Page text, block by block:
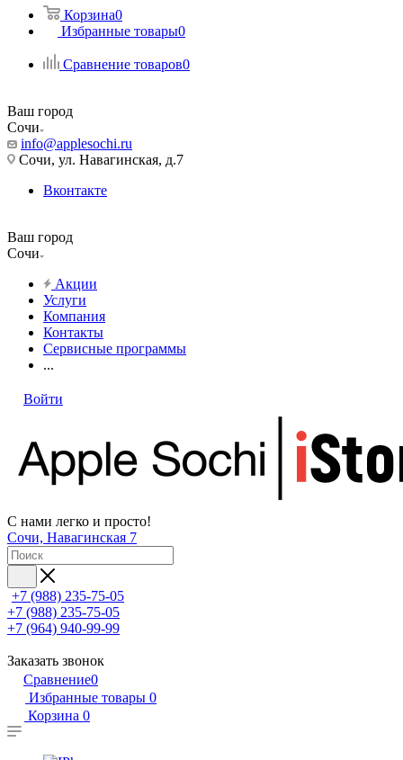
Корзина0
Избранные товары0
Сравнение товаров0
Ваш город
Сочи
info@applesochi.ru
Сочи, ул. Навагинская, д.7
Вконтакте
Ваш город
Сочи
Акции
Услуги
Компания
Контакты
Сервисные программы
...
Войти
С нами легко и просто!
Сочи, Навагинская 7
+7 (988) 235-75-05
+7 (988) 235-75-05
+7 (964) 940-99-99
Заказать звонок
Сравнение0
Избранные товары 0
Корзина 0